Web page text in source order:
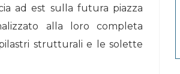
ad est sulla futura piazza
alla loro completa
strutturali e le solette